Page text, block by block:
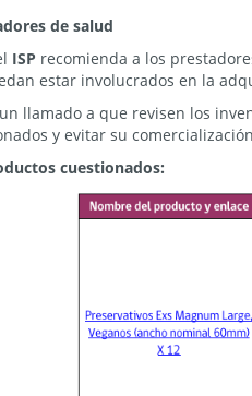
de salud
ISP recomienda a los
estar involucrados en la
llamado a que revisen los
y evitar su
cuestionados: